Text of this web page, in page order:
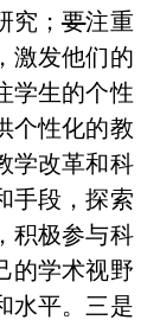
究 ；要注重
激发他们的
学生的个性
个性化的教
学改革和科
手段，探索
积极参与科
的学术视野
水平。 三是